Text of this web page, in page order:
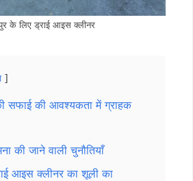
के लिए ड्राई आइस क्लीनर
सफाई की आवश्यकता में ग्राहक
की जाने वाली चुनौतियाँ
आइस क्लीनर का शूली का